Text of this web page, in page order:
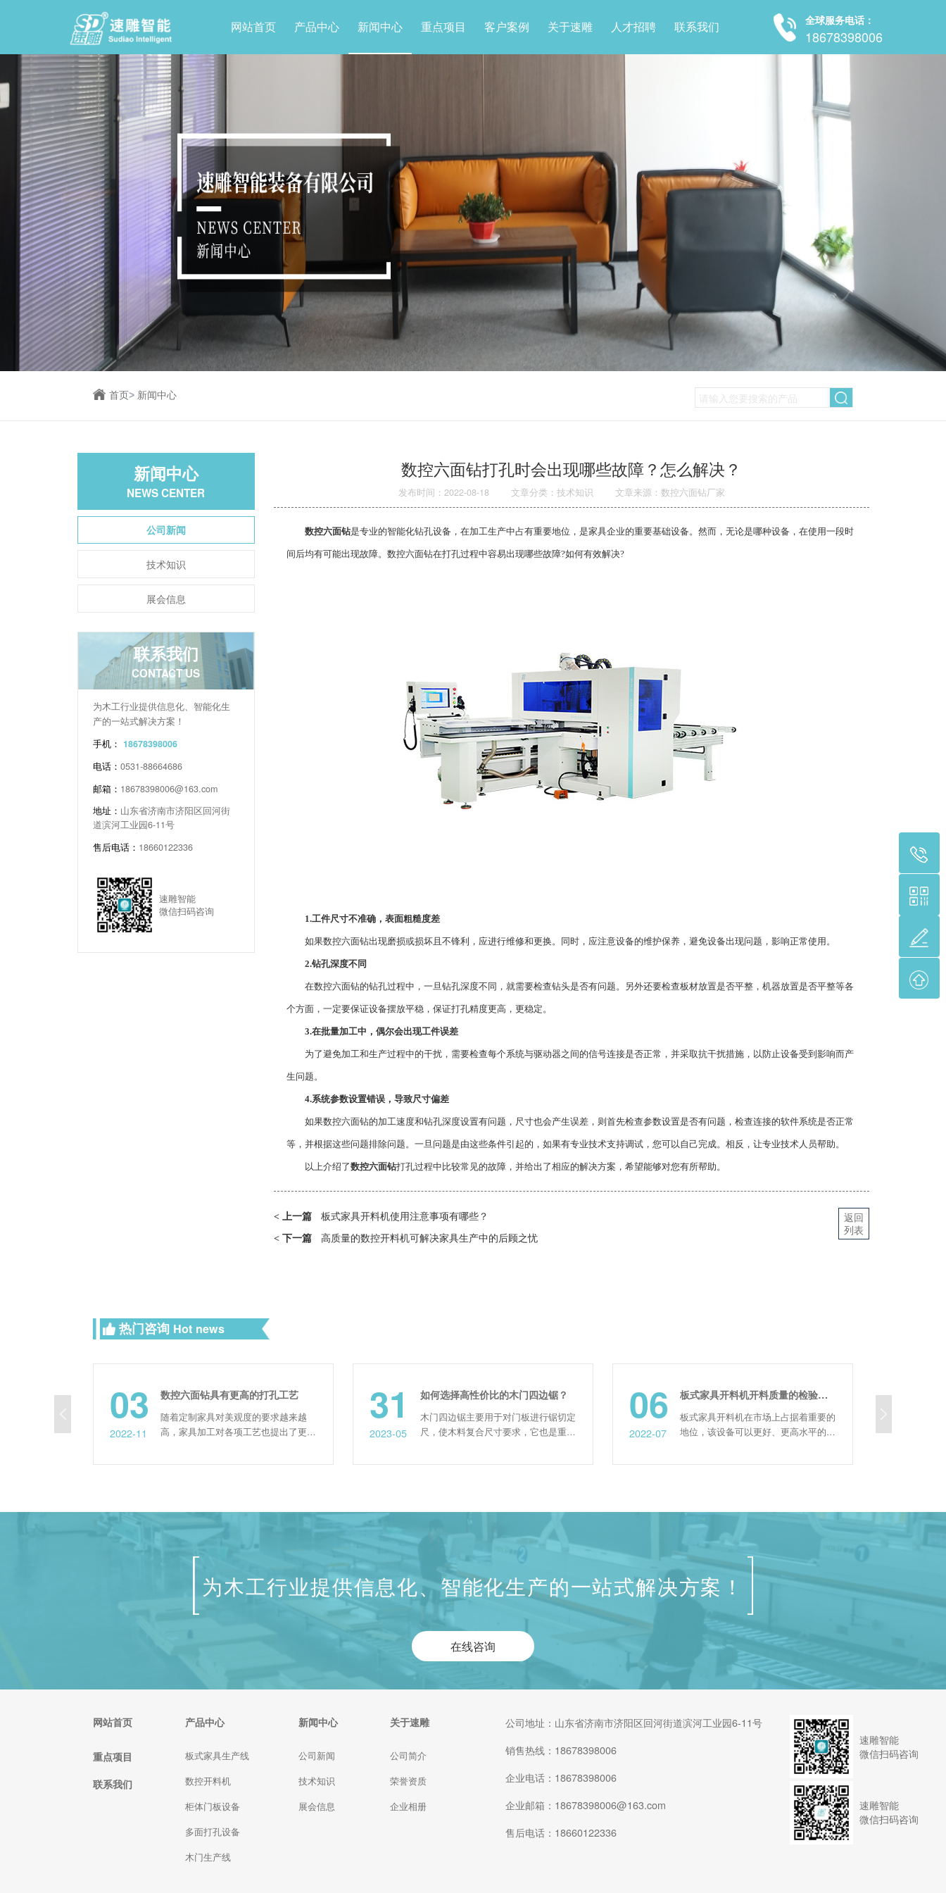
网站首页 产品中心 新闻中心 重点项目 客户案例 关于速雕 人才招聘 联系我们 全球服务电话：
18678398006
首页> 新闻中心
新闻中心
NEWS CENTER
公司新闻
技术知识
展会信息
联系我们
CONTACT US
为木工行业提供信息化、智能化生
产的一站式解决方案！
手机： 18678398006
电话：0531-88664686
邮箱： 18678398006@163.com
地址： 山东省济南市济阳区回河街
道滨河工业园6-11号
售后电话： 18660122336
速雕智能
微信扫码咨询
数控六面钻打孔时会出现哪些故障？怎么解决？
发布时间：2022-08-18 文章分类：技术知识 文章来源：数控六面钻厂家
数控六面钻是专业的智能化钻孔设备，在加工生产中占有重要地位，是家具企业的重要基础设备。然而，无论是哪种设备，在使用一段时
间后均有可能出现故障。数控六面钻在打孔过程中容易出现哪些故障?如何有效解决?
1.工件尺寸不准确，表面粗糙度差
如果数控六面钻出现磨损或损坏且不锋利，应进行维修和更换。同时，应注意设备的维护保养，避免设备出现问题，影响正常使用。
2.钻孔深度不同
在数控六面钻的钻孔过程中，一旦钻孔深度不同，就需要检查钻头是否有问题。另外还要检查板材放置是否平整，机器放置是否平整等各
个方面，一定要保证设备摆放平稳，保证打孔精度更高，更稳定。
3.在批量加工中，偶尔会出现工件误差
为了避免加工和生产过程中的干扰，需要检查每个系统与驱动器之间的信号连接是否正常，并采取抗干扰措施，以防止设备受到影响而产
生问题。
4.系统参数设置错误，导致尺寸偏差
如果数控六面钻的加工速度和钻孔深度设置有问题，尺寸也会产生误差，则首先检查参数设置是否有问题，检查连接的软件系统是否正常
等，并根据这些问题排除问题。一旦问题是由这些条件引起的，如果有专业技术支持调试，您可以自己完成。相反，让专业技术人员帮助。
以上介绍了数控六面钻打孔过程中比较常见的故障，并给出了相应的解决方案，希望能够对您有所帮助。
< 上一篇 板式家具开料机使用注意事项有哪些？
< 下一篇 高质量的数控开料机可解决家具生产中的后顾之忧
返回
列表
热门咨询 Hot news
03
2022-11
数控六面钻具有更高的打孔工艺
随着定制家具对美观度的要求越来越
高，家具加工对各项工艺也提出了更高
不可少的一项。现在使用比较多的打孔
钻可以与数控开料机搭配使用，实现效
率高、精度高加工。二者配合使...
2023-05
如何选择高性价比的木门四边锯？
木门四边锯主要用于对门板进行锯切定
尺，使木料复合尺寸要求，它也是重要
出现了各种类型的木门四边锯，如何在
实际的加工需求。根据实际的生产要求
去选择相应的设备，尽可能...
06
2022-07
板式家具开料机开料质量的检验要求标准
板式家具开料机在市场上占据着重要的
地位，该设备可以更好、更高水平的加
喜欢，那么其开料质量的检验标准是什
18
2023-05
随着现代家居
要求也越来越
为木工行业提供信息化、智能化生产的一站式解决方案！
在线咨询
网站首页
重点项目
联系我们
产品中心
板式家具生产线
数控开料机
柜体门板设备
多面打孔设备
木门生产线
新闻中心
公司新闻
技术知识
展会信息
关于速雕
公司简介
荣誉资质
企业相册
公司地址：山东省济南市济阳区回河街道滨河工业园6-11号
销售热线：18678398006
企业电话：18678398006
企业邮箱：18678398006@163.com
售后电话：18660122336
速雕智能
微信扫码咨询
速雕智能
微信扫码咨询